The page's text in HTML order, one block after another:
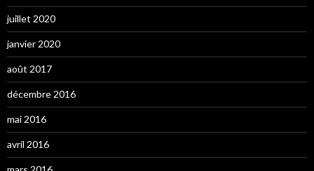
juillet 2020
janvier 2020
août 2017
décembre 2016
mai 2016
avril 2016